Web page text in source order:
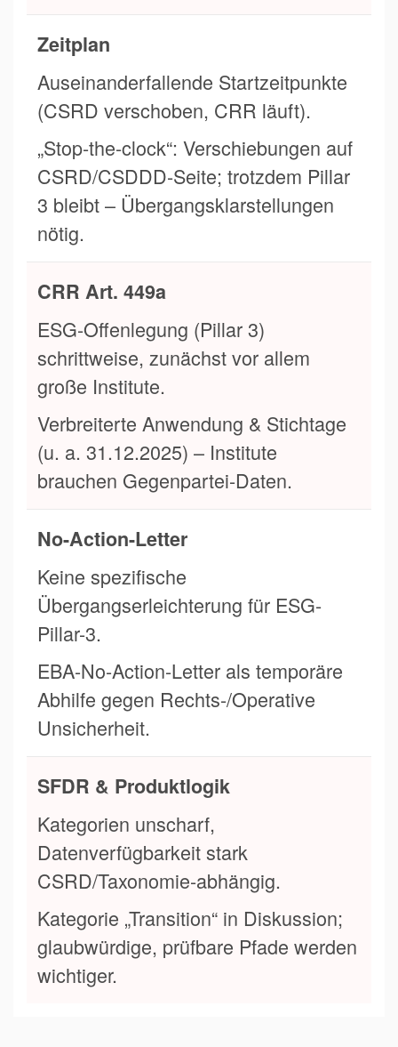
Zeitplan
Auseinanderfallende Startzeitpunkte
(CSRD verschoben, CRR läuft).
„Stop-the-clock“: Verschiebungen auf
CSRD/CSDDD-Seite; trotzdem Pillar
3 bleibt – Übergangsklarstellungen
nötig.
CRR Art. 449a
ESG-Offenlegung (Pillar 3)
schrittweise, zunächst vor allem
große Institute.
Verbreiterte Anwendung & Stichtage
(u. a. 31.12.2025) – Institute
brauchen Gegenpartei-Daten.
No-Action-Letter
Keine spezifische
Übergangserleichterung für ESG-
Pillar-3.
EBA-No-Action-Letter als temporäre
Abhilfe gegen Rechts-/Operative
Unsicherheit.
SFDR & Produktlogik
Kategorien unscharf,
Datenverfügbarkeit stark
CSRD/Taxonomie-abhängig.
Kategorie „Transition“ in Diskussion;
glaubwürdige, prüfbare Pfade werden
wichtiger.